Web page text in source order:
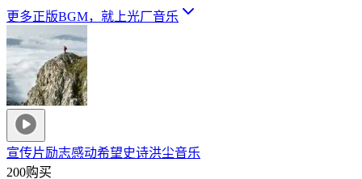
更多正版BGM，就上光厂音乐
宣传片励志感动希望史诗洪尘音乐
200购买